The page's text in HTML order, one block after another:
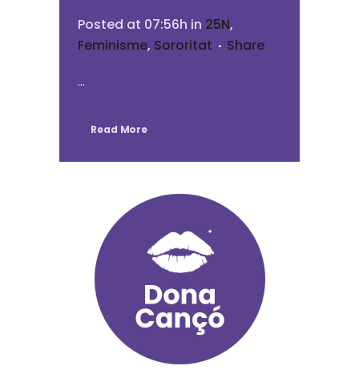
Posted at 07:56h in 25N,
Feminisme, Sororitat
Share
...
Read More